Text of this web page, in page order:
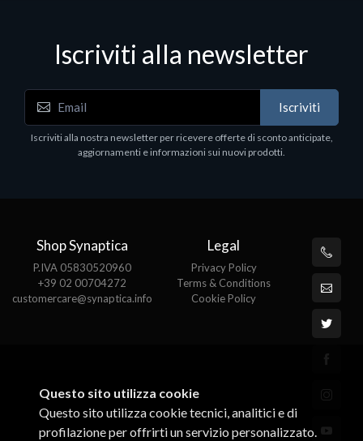
Monitor
MONITOR DELL U2415 24 BLACK 3Y
€292.80
Iscriviti alla newsletter
Iscriviti
Iscriviti alla nostra newsletter per ricevere offerte di sconto anticipate,
aggiornamenti e informazioni sui nuovi prodotti.
Shop Synaptica
P.IVA 05830520960
+39 02 00704272
customercare@synaptica.info
Legal
Privacy Policy
Terms & Conditions
Cookie Policy
Questo sito utilizza cookie
Questo sito utilizza cookie tecnici, analitici e di
profilazione per offrirti un servizio personalizzato.